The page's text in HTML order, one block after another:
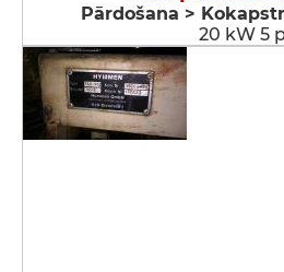
Pārdošana >
20 kW 5